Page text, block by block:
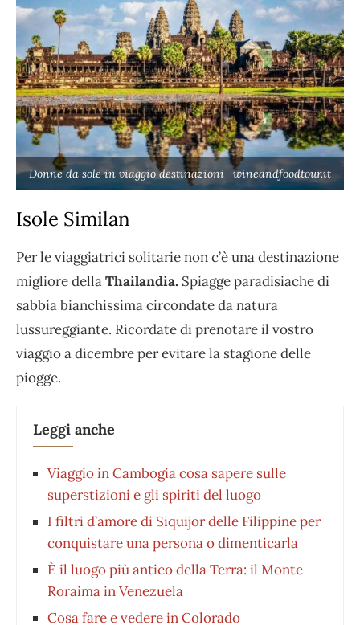
Donne da sole in viaggio destinazioni- wineandfoodtour.it
Isole Similan
Per le viaggiatrici solitarie non c’è una destinazione
migliore dellaThailandia. Spiagge paradisiache di
sabbia bianchissima circondate da natura
lussureggiante. Ricordate di prenotare il vostro
viaggio a dicembre per evitare la stagione delle
piogge.
Leggi anche
Viaggio in Cambogia cosa sapere sulle
superstizioni e gli spiriti del luogo
I filtri d’amore di Siquijor delle Filippine per
conquistare una persona o dimenticarla
È il luogo più antico della Terra: il Monte
Roraima in Venezuela
Cosa fare e vedere in Colorado